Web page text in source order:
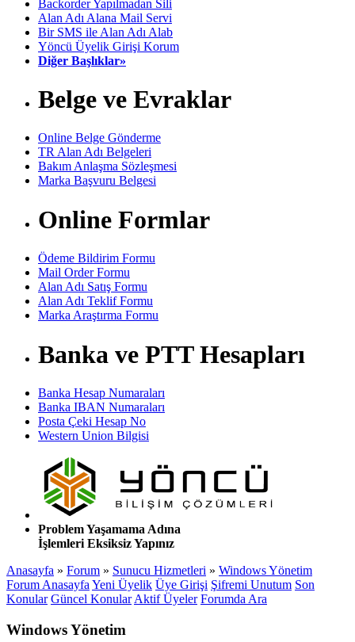
Backorder Yapılmadan Sili
Alan Adı Alana Mail Servi
Bir SMS ile Alan Adı Alab
Yöncü Üyelik Girişi Korum
Diğer Başlıklar»
Belge ve Evraklar
Online Belge Gönderme
TR Alan Adı Belgeleri
Bakım Anlaşma Sözleşmesi
Marka Başvuru Belgesi
Online Formlar
Ödeme Bildirim Formu
Mail Order Formu
Alan Adı Satış Formu
Alan Adı Teklif Formu
Marka Araştırma Formu
Banka ve PTT Hesapları
Banka Hesap Numaraları
Banka IBAN Numaraları
Posta Çeki Hesap No
Western Union Bilgisi
Problem Yaşamama Adına
İşlemleri Eksiksiz Yapınız
Anasayfa » Forum » Sunucu Hizmetleri » Windows Yönetim
Forum Anasayfa Yeni Üyelik Üye Girişi Şifremi Unutum Son
Konular Güncel Konular Aktif Üyeler Forumda Ara
Windows Yönetim